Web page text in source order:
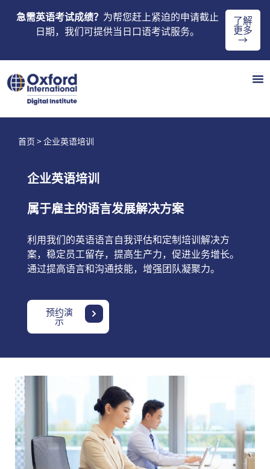
急需英语考试成绩？ 为帮您赶上紧迫的申请截止
日期，我们可提供当日口语考试服务。
了解
更多
→
首页 > 企业英语培训
企业英语培训
属于雇主的语言发展解决方案
利用我们的英语语言自我评估和定制培训解决方
案，稳定员工留存，提高生产力，促进业务增长。
通过提高语言和沟通技能，增强团队凝聚力。
预约演
示